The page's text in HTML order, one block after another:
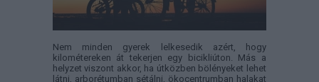
Nem minden gyerek lelkesedik azért, hogy
kilométereken át tekerjen egy bicikliúton. Más a
helyzet viszont akkor, ha útközben bölényeket lehet
látni, arborétumban sétálni, ökocentrumban halakat